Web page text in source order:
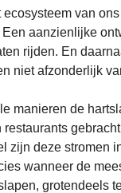
van
aanzienlijke
rijden. En
niet afzonderlijk
manieren de
zijn deze stromen
wanneer de
grotendeels